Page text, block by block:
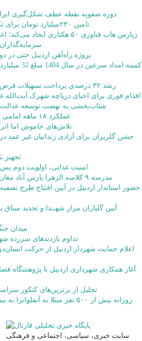
دوره صفویه نقطه عطف شکل‌گیری
تامین ۲۳۰میلیارد تومان برای تکمیل تالار شهر اردبیل
پروژه راه‌آهن اردبیل حتی در
رشد ۳۲ درصدی پرداخت تسهیلات قرض‌الحسنه در سال ۱۴۰۴
اقدام فوری برای احیای دریاچه شهرک آیت‌الله
شتاب‌بخشی به نهضت توسعه عدالت
عملکرد ۱۸ ماهه امامی یگانه مورد قبول است
تلاش‌های خاموش اما
تجهیز
امنیت غذایی، اولویت دوم
مدرسه ۹ کلاسه الزهرا پارس آباد مغان به بهره برداری رسید
میدان
تداوم بازدیدهای سرزده
سایت خبری، سیاسی، اجتماعی و فرهنگی